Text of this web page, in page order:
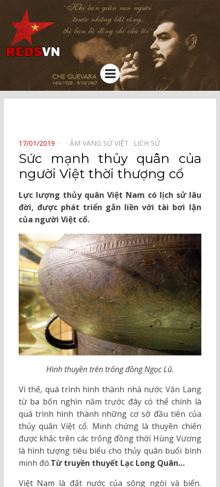
Kênh chia sẻ tri thức cộng đồng
Menu
POSTED
ON
17/01/2019 ÂM VANG SỬ VIỆT⠀ LỊCH SỬ⠀
Sức mạnh thủy quân của
người Việt thời thượng cổ
Lực lượng thủy quân Việt Nam có lịch sử lâu
đời, được phát triển gắn liền với tài bơi lặn
của người Việt cổ.
Hình thuyền trên trống đồng Ngọc Lũ.
Vì thế, quá trình hình thành nhà nước Văn Lang
từ ba bốn nghìn năm trước đây có thể chính là
quá trình hình thành những cơ sở đầu tiên của
thủy quân Việt cổ. Minh chứng là thuyền chiến
được khắc trên các trống đồng thời Hùng Vương
là hình tượng tiêu biểu cho thủy quân buổi bình
minh đó.Từ truyền thuyết Lạc Long Quân…
Việt Nam là đất nước của sông ngòi và biển.